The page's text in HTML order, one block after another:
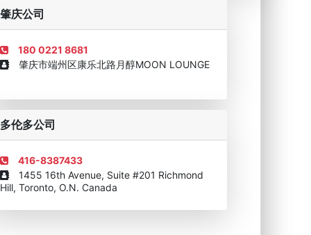
AAAAA奖牌2019
民顾问资格证书
肇庆公司
180 0221 8681
肇庆市端州区康乐北路月醇MOON LOUNGE
多伦多公司
416-8387433
1455 16th Avenue, Suite #201 Richmond
Hill, Toronto, O.N. Canada